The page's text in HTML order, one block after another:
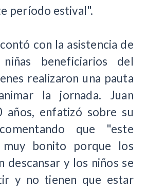
período estival".
con la asistencia de
beneficiarios del
realizaron una pauta
la jornada. Juan
años, enfatizó sobre su
que "este
muy bonito porque los
descansar y los niños se
y no tienen que estar